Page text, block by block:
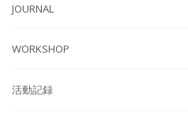
JOURNAL
WORKSHOP
活動記録